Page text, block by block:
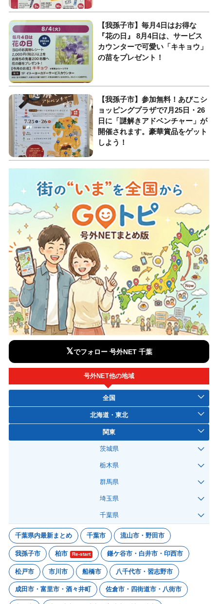
​【我孫子市】毎月4日はお得な
『花の日』 8月4日は、サービス
カウンターで可愛い「キキョウ」
の苗をプレゼント！
​【我孫子市】参加無料！あびこシ
ョッピングプラザで7月25日・26
日に「謎解きアドベンチャー」が
開催されます。豪華賞品をゲット
しよう！
𝕏でフォロー 号外NET 千葉
号外NET他の地域
全国
北海道・東北
関東
茨城県
栃木県
群馬県
埼玉県
千葉県
千葉県内最新まとめ 千葉市 流山市・野田市
我孫子市 柏市 Re-start 鎌ケ谷市・白井市・印西市
松戸市 市川市 船橋市 八千代市・習志野市
成田市・富里市・酒々井町 佐倉市・四街道市・八街市